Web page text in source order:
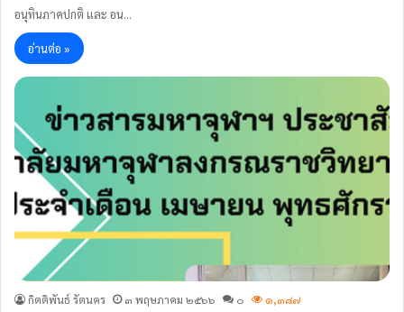
อนุทินภาคปกติ และ อน…
อ่านต่อ »
กิตติพันธ์ รัตนคร ๓ พฤษภาคม ๒๕๖๖ ๐ ๑,๓๘๗